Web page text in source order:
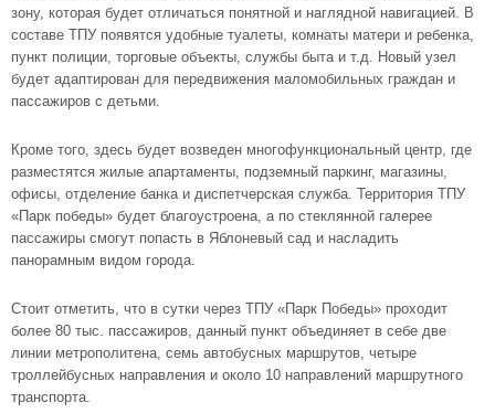
зону, которая будет отличаться понятной и наглядной навигацией. В
составе ТПУ появятся удобные туалеты, комнаты матери и ребенка,
пункт полиции, торговые объекты, службы быта и т.д. Новый узел
будет адаптирован для передвижения маломобильных граждан и
пассажиров с детьми.
Кроме того, здесь будет возведен многофункциональный центр, где
разместятся жилые апартаменты, подземный паркинг, магазины,
офисы, отделение банка и диспетчерская служба. Территория ТПУ
«Парк победы» будет благоустроена, а по стеклянной галерее
пассажиры смогут попасть в Яблоневый сад и насладить
панорамным видом города.
Стоит отметить, что в сутки через ТПУ «Парк Победы» проходит
более 80 тыс. пассажиров, данный пункт объединяет в себе две
линии метрополитена, семь автобусных маршрутов, четыре
троллейбусных направления и около 10 направлений маршрутного
транспорта.